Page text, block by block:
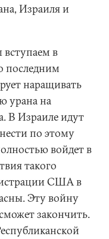
Израиля и
вступаем в
последним
наращивать
урана на
В Израиле идут
по этому
войдет в
такого
США в
Эту войну
закончить.